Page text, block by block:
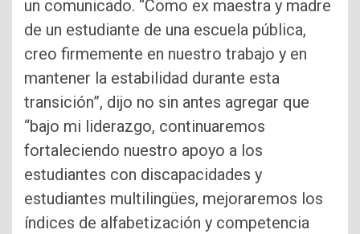
un comunicado. “Como ex maestra y madre
de un estudiante de una escuela pública,
creo firmemente en nuestro trabajo y en
mantener la estabilidad durante esta
transición”, dijo no sin antes agregar que
“bajo mi liderazgo, continuaremos
fortaleciendo nuestro apoyo a los
estudiantes con discapacidades y
estudiantes multilingües, mejoraremos los
índices de alfabetización y competencia